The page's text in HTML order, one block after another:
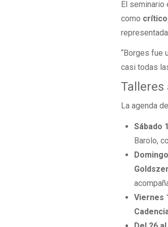
El seminario
como
“Borges fue
casi todas
Talleres
La agenda
Sábado
Barolo,
Goldszer
Viernes